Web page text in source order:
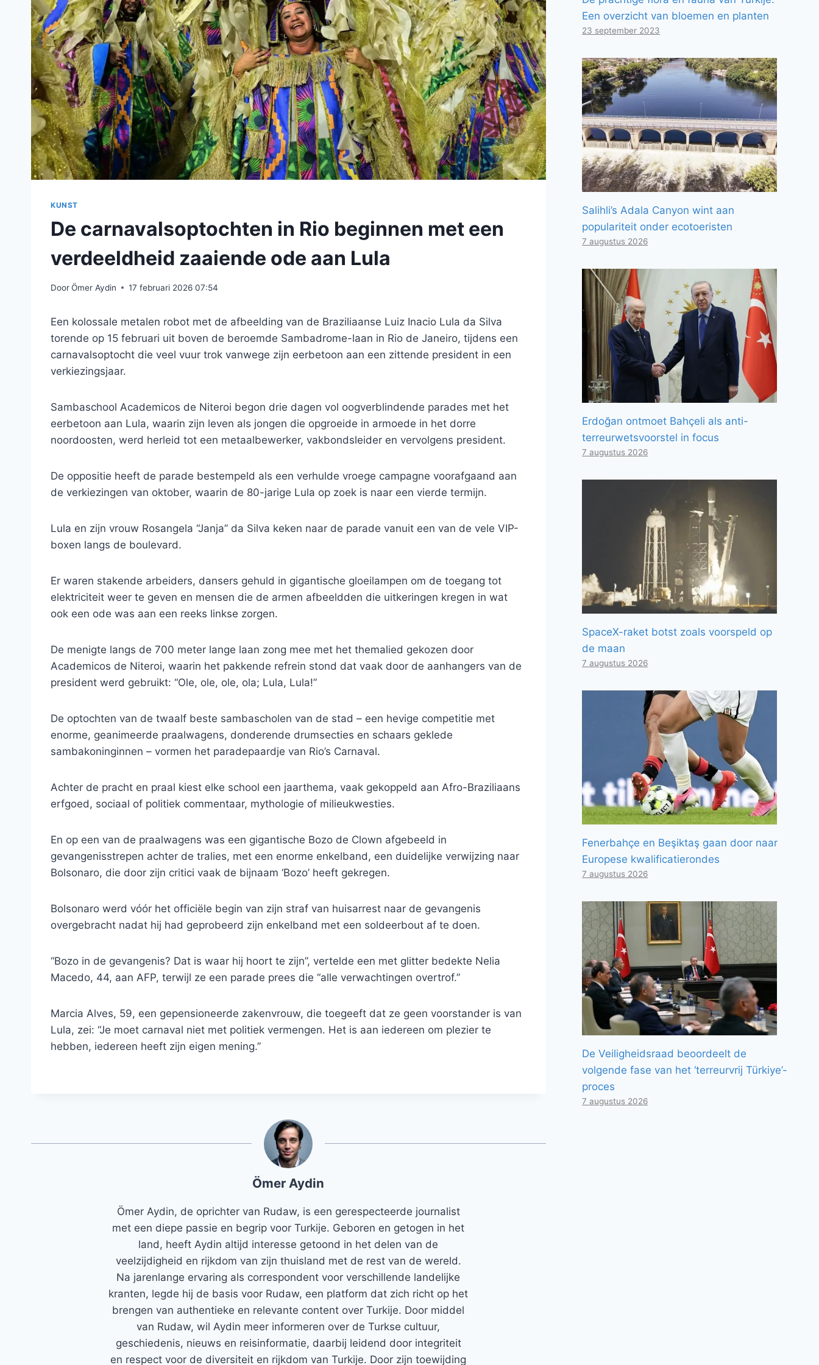
KUNST
De carnavalsoptochten in Rio beginnen met een
verdeeldheid zaaiende ode aan Lula
DoorÖmer Aydin 17 februari 2026 07:54
Een kolossale metalen robot met de afbeelding van de Braziliaanse Luiz Inacio Lula da Silva
torende op 15 februari uit boven de beroemde Sambadrome-laan in Rio de Janeiro, tijdens een
carnavalsoptocht die veel vuur trok vanwege zijn eerbetoon aan een zittende president in een
verkiezingsjaar.
Sambaschool Academicos de Niteroi begon drie dagen vol oogverblindende parades met het
eerbetoon aan Lula, waarin zijn leven als jongen die opgroeide in armoede in het dorre
noordoosten, werd herleid tot een metaalbewerker, vakbondsleider en vervolgens president.
De oppositie heeft de parade bestempeld als een verhulde vroege campagne voorafgaand aan
de verkiezingen van oktober, waarin de 80-jarige Lula op zoek is naar een vierde termijn.
Lula en zijn vrouw Rosangela “Janja” da Silva keken naar de parade vanuit een van de vele VIP-
boxen langs de boulevard.
Er waren stakende arbeiders, dansers gehuld in gigantische gloeilampen om de toegang tot
elektriciteit weer te geven en mensen die de armen afbeeldden die uitkeringen kregen in wat
ook een ode was aan een reeks linkse zorgen.
De menigte langs de 700 meter lange laan zong mee met het themalied gekozen door
Academicos de Niteroi, waarin het pakkende refrein stond dat vaak door de aanhangers van de
president werd gebruikt: “Ole, ole, ole, ola; Lula, Lula!”
De optochten van de twaalf beste sambascholen van de stad – een hevige competitie met
enorme, geanimeerde praalwagens, donderende drumsecties en schaars geklede
sambakoninginnen – vormen het paradepaardje van Rio’s Carnaval.
Achter de pracht en praal kiest elke school een jaarthema, vaak gekoppeld aan Afro-Braziliaans
erfgoed, sociaal of politiek commentaar, mythologie of milieukwesties.
En op een van de praalwagens was een gigantische Bozo de Clown afgebeeld in
gevangenisstrepen achter de tralies, met een enorme enkelband, een duidelijke verwijzing naar
Bolsonaro, die door zijn critici vaak de bijnaam ‘Bozo’ heeft gekregen.
Bolsonaro werd vóór het officiële begin van zijn straf van huisarrest naar de gevangenis
overgebracht nadat hij had geprobeerd zijn enkelband met een soldeerbout af te doen.
“Bozo in de gevangenis? Dat is waar hij hoort te zijn”, vertelde een met glitter bedekte Nelia
Macedo, 44, aan AFP, terwijl ze een parade prees die “alle verwachtingen overtrof.”
Marcia Alves, 59, een gepensioneerde zakenvrouw, die toegeeft dat ze geen voorstander is van
Lula, zei: “Je moet carnaval niet met politiek vermengen. Het is aan iedereen om plezier te
hebben, iedereen heeft zijn eigen mening.”
Ömer Aydin
Ömer Aydin, de oprichter van Rudaw, is een gerespecteerde journalist
met een diepe passie en begrip voor Turkije. Geboren en getogen in het
land, heeft Aydin altijd interesse getoond in het delen van de
veelzijdigheid en rijkdom van zijn thuisland met de rest van de wereld.
Na jarenlange ervaring als correspondent voor verschillende landelijke
kranten, legde hij de basis voor Rudaw, een platform dat zich richt op het
brengen van authentieke en relevante content over Turkije. Door middel
van Rudaw, wil Aydin meer informeren over de Turkse cultuur,
geschiedenis, nieuws en reisinformatie, daarbij leidend door integriteit
en respect voor de diversiteit en rijkdom van Turkije. Door zijn toewijding
Een overzicht van bloemen en planten
23 september 2023
Salihli’s Adala Canyon wint aan
populariteit onder ecotoeristen
7 augustus 2026
Erdoğan ontmoet Bahçeli als anti-
terreurwetsvoorstel in focus
7 augustus 2026
SpaceX-raket botst zoals voorspeld op
de maan
7 augustus 2026
Fenerbahçe en Beşiktaş gaan door naar
Europese kwalificatierondes
7 augustus 2026
De Veiligheidsraad beoordeelt de
volgende fase van het ‘terreurvrij Türkiye’-
proces
7 augustus 2026